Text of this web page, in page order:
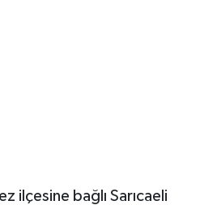
ilçesine bağlı Sarıcaeli